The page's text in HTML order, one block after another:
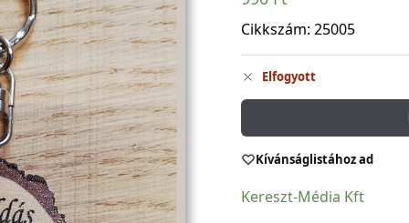
Cikkszám: 25005
Elfogyott
Kívánságlistához ad
Kereszt-Média Kft